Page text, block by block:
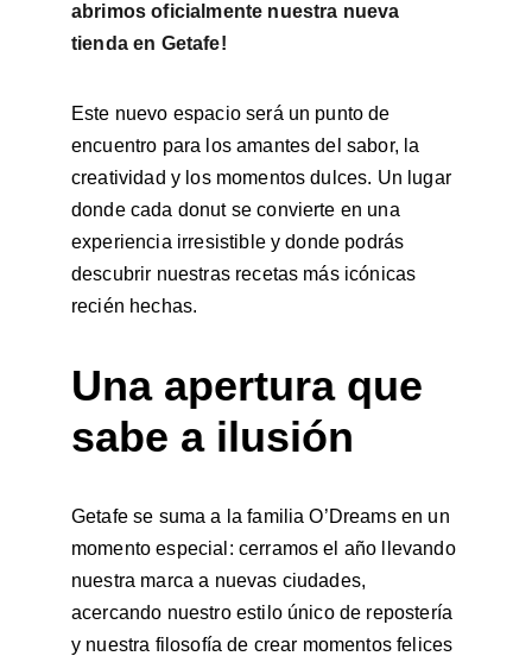
abrimos oficialmente nuestra nueva
tienda en Getafe!
Este nuevo espacio será un punto de
encuentro para los amantes del sabor, la
creatividad y los momentos dulces. Un lugar
donde cada donut se convierte en una
experiencia irresistible y donde podrás
descubrir nuestras recetas más icónicas
recién hechas.
Una apertura que
sabe a ilusión
Getafe se suma a la familia O’Dreams en un
momento especial: cerramos el año llevando
nuestra marca a nuevas ciudades,
acercando nuestro estilo único de repostería
y nuestra filosofía de crear momentos felices